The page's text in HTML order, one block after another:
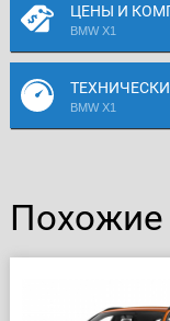
ЦЕНЫ И
BMW X1
BMW X1